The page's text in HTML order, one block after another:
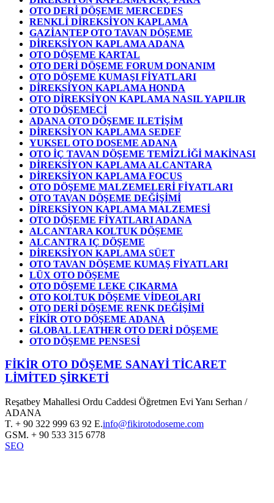
OTO DERİ DÖŞEME MERCEDES
RENKLİ DİREKSİYON KAPLAMA
GAZİANTEP OTO TAVAN DÖŞEME
DİREKSİYON KAPLAMA ADANA
OTO DÖŞEME KARTAL
OTO DERİ DÖŞEME FORUM DONANIM
OTO DÖŞEME KUMAŞI FİYATLARI
DİREKSİYON KAPLAMA HONDA
OTO DİREKSİYON KAPLAMA NASIL YAPILIR
OTO DÖŞEMECİ
ADANA OTO DÖŞEME ILETİŞİM
DİREKSİYON KAPLAMA SEDEF
YUKSEL OTO DOSEME ADANA
OTO İÇ TAVAN DÖŞEME TEMİZLİĞİ MAKİNASI
DİREKSİYON KAPLAMA ALCANTARA
DİREKSİYON KAPLAMA FOCUS
OTO DÖŞEME MALZEMELERİ FİYATLARI
OTO TAVAN DÖŞEME DEĞİŞİMİ
DİREKSİYON KAPLAMA MALZEMESİ
OTO DÖŞEME FİYATLARI ADANA
ALCANTARA KOLTUK DÖŞEME
ALCANTRA IÇ DÖŞEME
DİREKSİYON KAPLAMA SÜET
OTO TAVAN DÖŞEME KUMAŞ FİYATLARI
LÜX OTO DÖŞEME
OTO DÖŞEME LEKE ÇIKARMA
OTO KOLTUK DÖŞEME VİDEOLARI
OTO DERİ DÖŞEME RENK DEĞİŞİMİ
FİKİR OTO DÖŞEME ADANA
GLOBAL LEATHER OTO DERİ DÖŞEME
OTO DÖŞEME PENSESİ
FİKİR OTO DÖŞEME SANAYİ TİCARET
LİMİTED ŞİRKETİ
Reşatbey Mahallesi Ordu Caddesi Öğretmen Evi Yanı Serhan /
ADANA
T. + 90 322 999 63 92 E.info@fikirotodoseme.com
GSM. + 90 533 315 6778
SEO